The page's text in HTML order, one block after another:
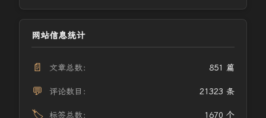
网站信息统计
📄 文章总数： 851 篇
💬 评论数目： 21323 条
🏷️ 标签总数： 1670 个